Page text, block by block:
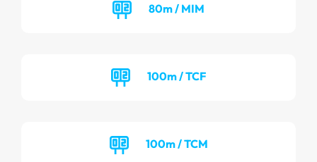
80m / MIM
100m / TCF
100m / TCM